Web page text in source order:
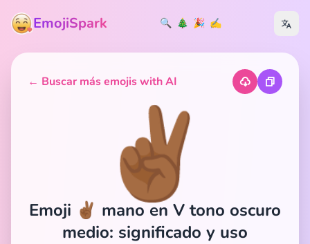
EmojiSpark 🔍 🎄 🎉 ✍️
← Buscar más emojis with AI
✌🏾
Emoji ✌🏾 mano en V tono oscuro
medio: significado y uso